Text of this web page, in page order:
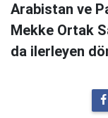
Arabistan ve
Mekke Ortak
da ilerleyen